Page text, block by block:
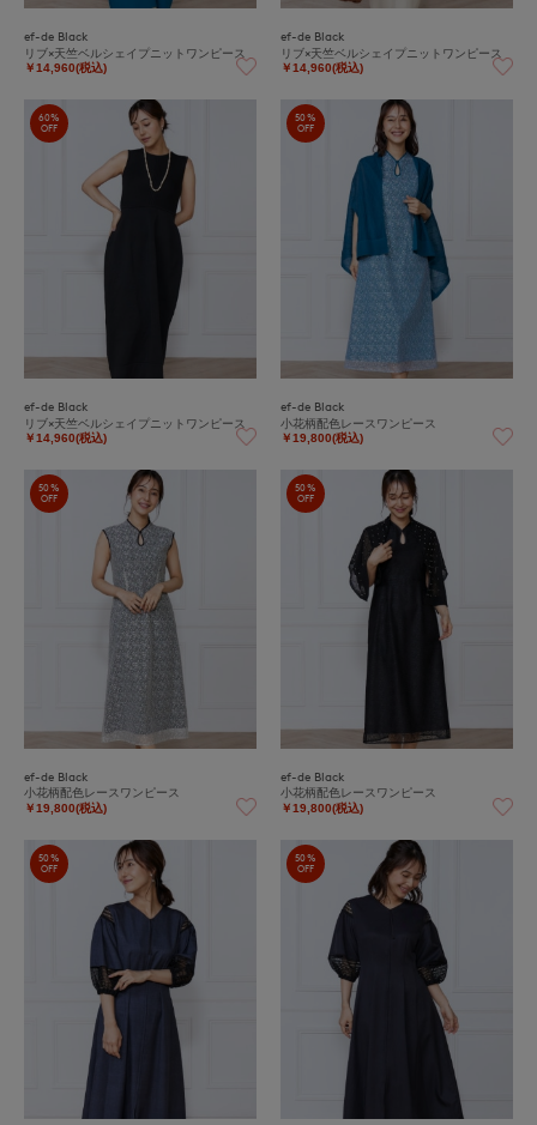
ef-de Black
リブ×天竺ベルシェイプニットワンピース
￥14,960(税込)
ef-de Black
リブ×天竺ベルシェイプニットワンピース
￥14,960(税込)
60%
OFF
ef-de Black
リブ×天竺ベルシェイプニットワンピース
￥14,960(税込)
50%
OFF
ef-de Black
小花柄配色レースワンピース
￥19,800(税込)
50%
OFF
ef-de Black
小花柄配色レースワンピース
￥19,800(税込)
50%
OFF
ef-de Black
小花柄配色レースワンピース
￥19,800(税込)
50%
OFF
50%
OFF